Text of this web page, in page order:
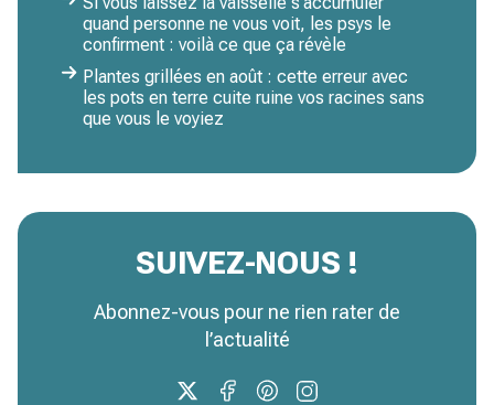
quand personne ne vous voit, les psys le
confirment : voilà ce que ça révèle
Plantes grillées en août : cette erreur avec
les pots en terre cuite ruine vos racines sans
que vous le voyiez
SUIVEZ-NOUS !
Abonnez-vous pour ne rien rater de
l’actualité